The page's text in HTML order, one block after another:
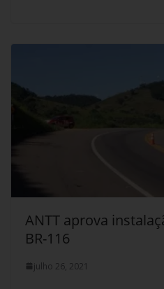
ANTT aprova
BR-116
julho 26, 2021